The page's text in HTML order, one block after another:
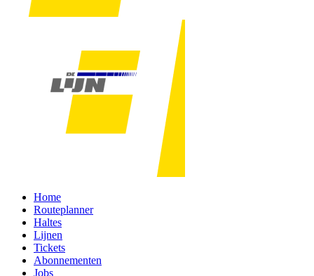
Home
Routeplanner
Haltes
Lijnen
Tickets
Abonnementen
Jobs